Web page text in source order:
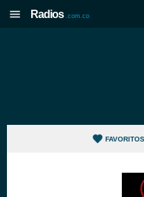
Radios .com.co
FAVORITOS